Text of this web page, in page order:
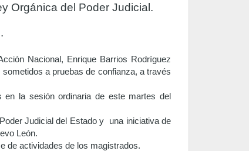
Orgánica del Poder Judicial.
Nacional, Enrique Barrios Rodríguez
a pruebas de confianza, a través
en la sesión ordinaria de este martes del
Judicial del Estado y una iniciativa de
León.
de actividades de los magistrados.